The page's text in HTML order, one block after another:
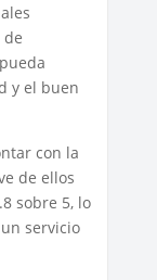
de
y el buen
con la
de ellos
sobre 5, lo
servicio